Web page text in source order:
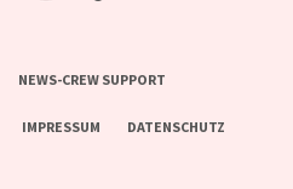
NEWS-CREW SUPPORT
IMPRESSUM DATENSCHUTZ